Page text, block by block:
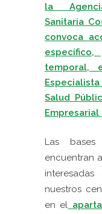
la
Sanitaria
convoca
temporal,
Salud
Empresarial
Las
encuentran
nuestros
en el